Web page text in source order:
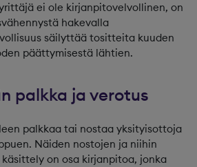
ei ole kirjanpitovelvollinen, on
hakevalla
säilyttää tositteita kuuden
päättymisestä lähtien.
palkka ja verotus
palkkaa tai nostaa yksityisottoja
Näiden nostojen ja niihin
on osa kirjanpitoa, jonka